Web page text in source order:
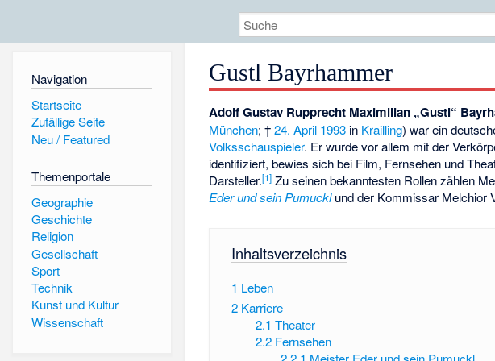
Navigation
Startseite
Zufällige Seite
Neu / Featured
Themenportale
Geographie
Geschichte
Religion
Gesellschaft
Sport
Technik
Kunst und Kultur
Wissenschaft
Gustl Bayrhammer
Adolf Gustav Rupprecht Maximilian „Gustl“
München; †24. April 1993 in Krailling) war ein
Volksschauspieler. Er wurde vor allem mit der
identifiziert, bewies sich bei Film, Fernsehen und
Darsteller.[1] Zu seinen bekanntesten Rollen zählen
Eder und sein Pumucklund der Kommissar Melchior
Inhaltsverzeichnis
1 Leben
2 Karriere
2.1 Theater
2.2 Fernsehen